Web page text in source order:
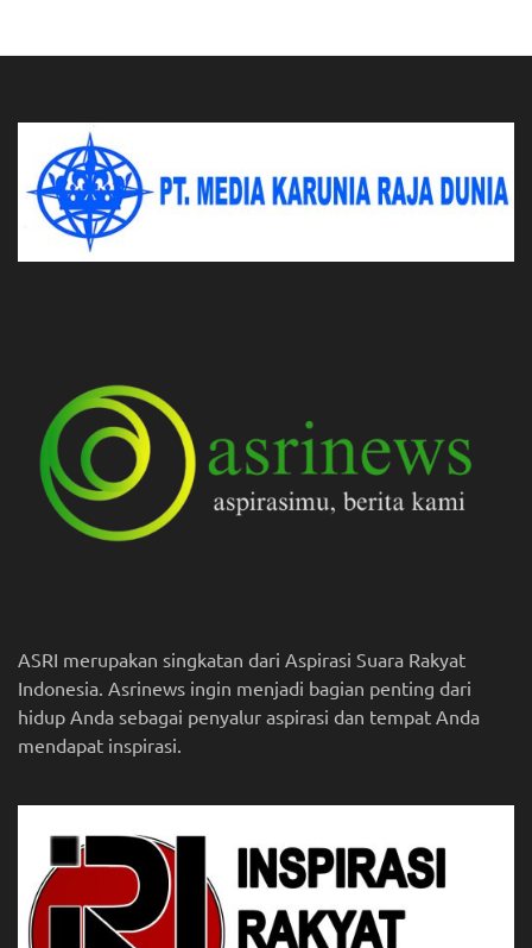
ASRI merupakan singkatan dari Aspirasi Suara Rakyat
Indonesia. Asrinews ingin menjadi bagian penting dari
hidup Anda sebagai penyalur aspirasi dan tempat Anda
mendapat inspirasi.